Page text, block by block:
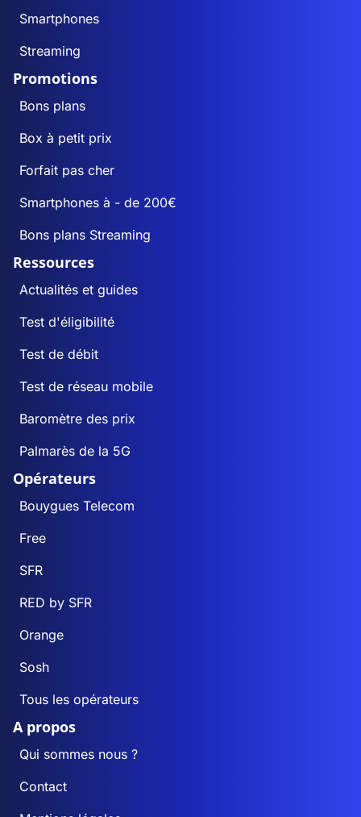
Smartphones
Streaming
Promotions
Bons plans
Box à petit prix
Forfait pas cher
Smartphones à - de 200€
Bons plans Streaming
Ressources
Actualités et guides
Test d'éligibilité
Test de débit
Test de réseau mobile
Baromètre des prix
Palmarès de la 5G
Opérateurs
Bouygues Telecom
Free
SFR
RED by SFR
Orange
Sosh
Tous les opérateurs
A propos
Qui sommes nous ?
Contact